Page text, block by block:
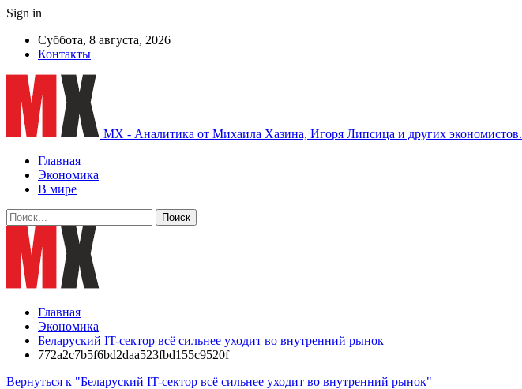
Sign in
Суббота, 8 августа, 2026
Контакты
MX - Аналитика от Михаила Хазина, Игоря Липсица и других экономистов.
Главная
Экономика
В мире
Главная
Экономика
Беларуский IT-сектор всё сильнее уходит во внутренний рынок
772a2c7b5f6bd2daa523fbd155c9520f
Вернуться к "Беларуский IT-сектор всё сильнее уходит во внутренний рынок"